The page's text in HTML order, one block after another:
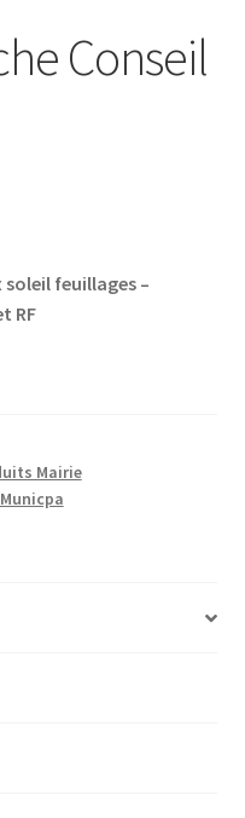
Conseil
soleil feuillages –
RF
Mairie